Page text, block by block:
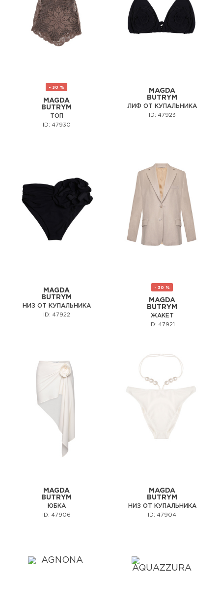
- 30 %
MAGDA
BUTRYM
ТОП
ID: 47930
MAGDA
BUTRYM
ЛИФ ОТ КУПАЛЬНИКА
ID: 47923
MAGDA
BUTRYM
НИЗ ОТ КУПАЛЬНИКА
ID: 47922
- 30 %
MAGDA
BUTRYM
ЖАКЕТ
ID: 47921
MAGDA
BUTRYM
ЮБКА
ID: 47906
MAGDA
BUTRYM
НИЗ ОТ КУПАЛЬНИКА
ID: 47904